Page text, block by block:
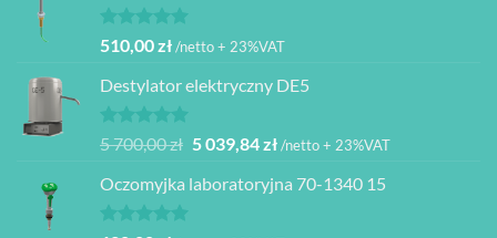
Oceniono
na 5
510,00zł/netto + 23%VAT
Destylator elektryczny DE5
Oceniono
na 5
5 700,00zł Pierwotna
wynosiła:
5 039,84złAktualna
wynosi:
/netto + 23%VAT
Oczomyjka laboratoryjna 70-1340 15